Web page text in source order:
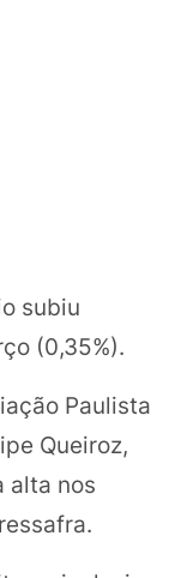
subiu
(0,35%).
Paulista
Queiroz,
alta nos